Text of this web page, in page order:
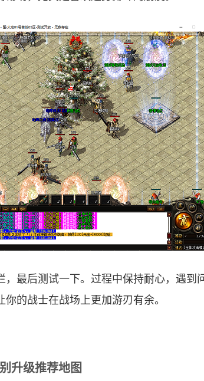
最后测试一下。过程中保持耐心，遇到
的战士在战场上更加游刃有余。
升级推荐地图